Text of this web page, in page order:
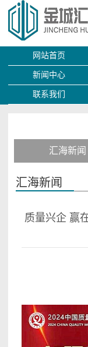
网站首页
新闻中心
联系我们
汇海新闻
汇海新闻
质量兴企 赢